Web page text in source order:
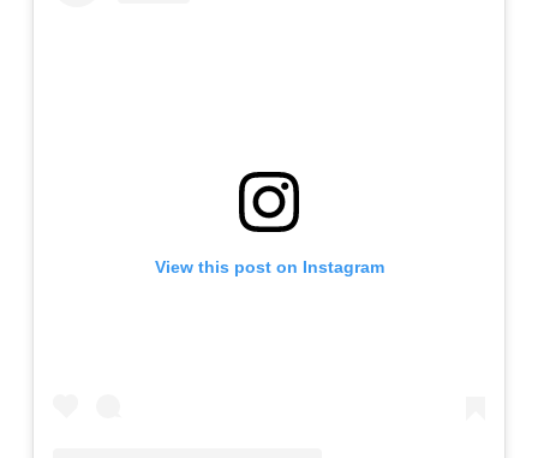
View this post on Instagram